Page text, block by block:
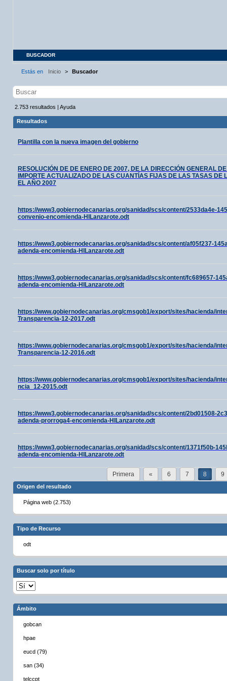
BUSCADOR
Estás en Inicio > Buscador
2.753 resultados | Ayuda
Resultados
Plantilla con la nueva imagen del gobierno
RESOLUCIÓN DE DE ENERO DE 2007, DE LA DIRECCIÓN GENERAL
IMPORTE ACTUALIZADO DE LAS CUANTÍAS FIJAS DE LAS TASAS
EL AÑO 2007
https://www3.gobiernodecanarias.org/sanidad/scs/content/2533da4e-
convenio-encomienda-HILanzarote.odt
https://www3.gobiernodecanarias.org/sanidad/scs/content/af05f237-
adenda-encomienda-HILanzarote.odt
https://www3.gobiernodecanarias.org/sanidad/scs/content/fc689657-
adenda-encomienda-HILanzarote.odt
https://www.gobiernodecanarias.org/cmsgob1/export/sites/hacienda/
Transparencia-12-2017.odt
https://www.gobiernodecanarias.org/cmsgob1/export/sites/hacienda/
Transparencia-12-2016.odt
https://www.gobiernodecanarias.org/cmsgob1/export/sites/hacienda/
ncia_12-2015.odt
https://www3.gobiernodecanarias.org/sanidad/scs/content/2bd01508-
adenda-prorroga4-encomienda-HILanzarote.odt
https://www3.gobiernodecanarias.org/sanidad/scs/content/1371f50b-
adenda-encomienda-HILanzarote.odt
Primera « 6 7 8 9
Origen del resultado
Página web (2.753)
Tipo de Recurso
odt
Buscar solo por título
Ámbito
gobcan
hpae
eucd (79)
san (34)
telccpt